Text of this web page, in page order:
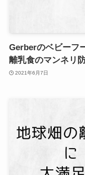
Gerberのベビーフ
離乳食のマンネリ
2021年6月7日